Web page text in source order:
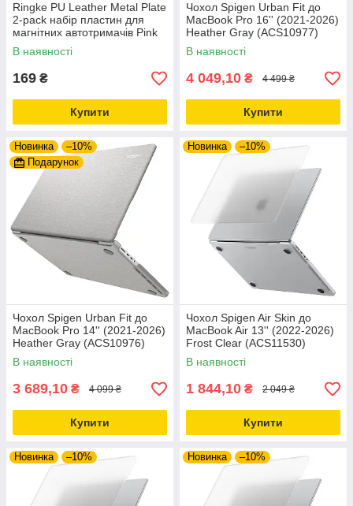
Ringke PU Leather Metal Plate
2-pack набір пластин для
магнітних автотримачів Pink
(ACPU0002)
В наявності
169 ₴
Купити
Чохол Spigen Urban Fit до
MacBook Pro 16'' (2021-2026)
Heather Gray (ACS10977)
В наявності
4 049,10 ₴ 4 499 ₴
Купити
Новинка
–10%
Подарунок
Чохол Spigen Urban Fit до
MacBook Pro 14'' (2021-2026)
Heather Gray (ACS10976)
В наявності
3 689,10 ₴ 4 099 ₴
Купити
Новинка –10%
Чохол Spigen Air Skin до
MacBook Air 13'' (2022-2026)
Frost Clear (ACS11530)
В наявності
1 844,10 ₴ 2 049 ₴
Купити
Новинка –10% Новинка –10%